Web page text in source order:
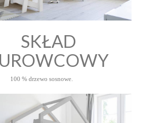
SKŁAD
100 % drzewo sosnowe.